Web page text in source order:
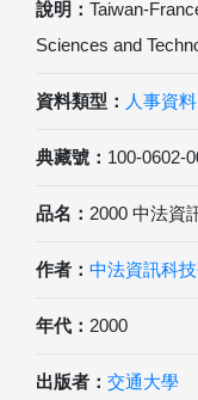
說明： Taiwan-
Sciences and
資料類型： 人事資料
典藏號： 100-0602-
品名： 2000 中法資
作者： 中法資訊科
年代： 2000
出版者： 交通大學